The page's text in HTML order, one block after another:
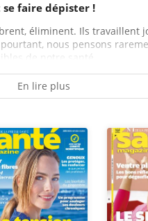
se faire dépister !
éliminent. Ils travaillent
nous pensons
de notre santé....
En lire plus